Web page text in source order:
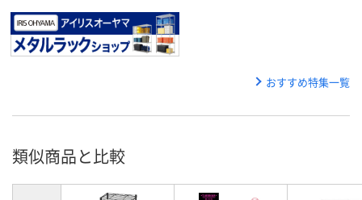
おすすめ特集一覧
類似商品と比較